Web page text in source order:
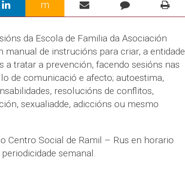
m
da Escola de Familia da Asociación
manual de instrucións para criar, a entidade
a tratar a prevención, facendo sesións nas
de comunicació e afecto; autoestima,
resolucións de conflitos,
sexualiadde, adiccións ou mesmo
Centro Social de Ramil – Rus en horario
semanal.